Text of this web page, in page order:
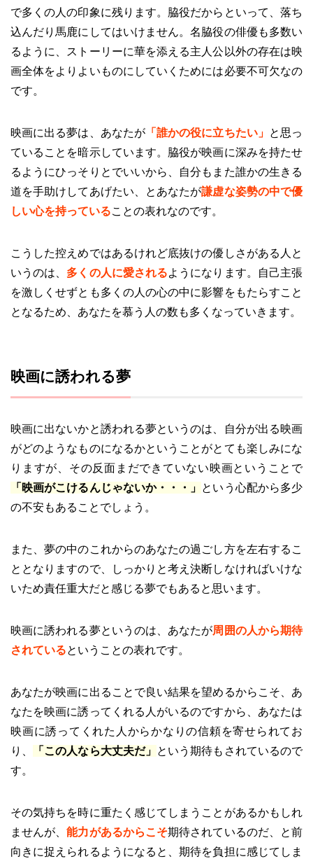
で多くの人の印象に残ります。脇役だからといって、落ち
込んだり馬鹿にしてはいけません。名脇役の俳優も多数い
るように、ストーリーに華を添える主人公以外の存在は映
画全体をよりよいものにしていくためには必要不可欠なの
です。
映画に出る夢は、あなたが「誰かの役に立ちたい」 と思っ
ていることを暗示しています。脇役が映画に深みを持たせ
るようにひっそりとでいいから、自分もまた誰かの生きる
道を手助けしてあげたい、とあなたが謙虚な姿勢の中で優
しい心を持っていることの表れなのです。
こうした控えめではあるけれど底抜けの優しさがある人と
いうのは、 多くの人に愛されるようになります。自己主張
を激しくせずとも多くの人の心の中に影響をもたらすこと
となるため、あなたを慕う人の数も多くなっていきます。
映画に誘われる夢
映画に出ないかと誘われる夢というのは、自分が出る映画
がどのようなものになるかということがとても楽しみにな
りますが、その反面まだできていない映画ということで
「映画がこけるんじゃないか・・・」 という心配から多少
の不安もあることでしょう。
また、夢の中のこれからのあなたの過ごし方を左右するこ
ととなりますので、しっかりと考え決断しなければいけな
いため責任重大だと感じる夢でもあると思います。
映画に誘われる夢というのは、あなたが周囲の人から期待
されているということの表れです。
あなたが映画に出ることで良い結果を望めるからこそ、あ
なたを映画に誘ってくれる人がいるのですから、あなたは
映画に誘ってくれた人からかなりの信頼を寄せられてお
り、
「この人なら大丈夫だ」 という期待もされているので
す。
その気持ちを時に重たく感じてしまうことがあるかもしれ
ませんが、能力があるからこそ期待されているのだ、と前
向きに捉えられるようになると、期待を負担に感じてしま